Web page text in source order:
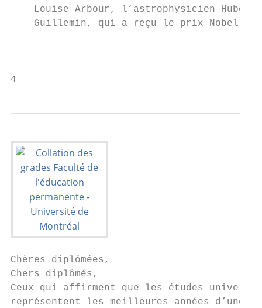
Louise Arbour, l’astrophysicien
Guillemin, qui a reçu le prix Nobel
4
Chères diplômées,
Chers diplômés,
Ceux qui affirment que les études
représentent les meilleures années